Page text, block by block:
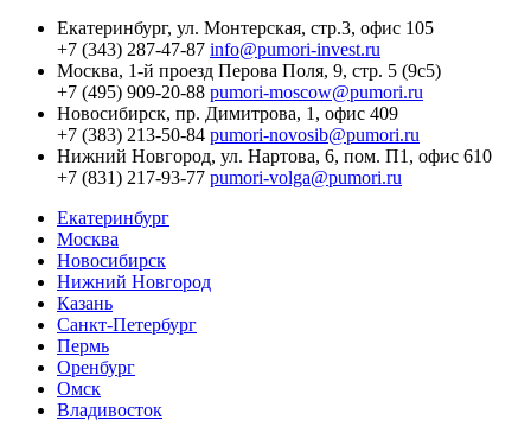
Екатеринбург, ул. Монтерская, стр.3, офис 105
+7 (343) 287-47-87 info@pumori-invest.ru
Москва, 1-й проезд Перова Поля, 9, стр. 5 (9с5)
+7 (495) 909-20-88 pumori-moscow@pumori.ru
Новосибирск, пр. Димитрова, 1, офис 409
+7 (383) 213-50-84 pumori-novosib@pumori.ru
Нижний Новгород, ул. Нартова, 6, пом. П1, офис 610
+7 (831) 217-93-77 pumori-volga@pumori.ru
Екатеринбург
Москва
Новосибирск
Нижний Новгород
Казань
Санкт-Петербург
Пермь
Оренбург
Омск
Владивосток